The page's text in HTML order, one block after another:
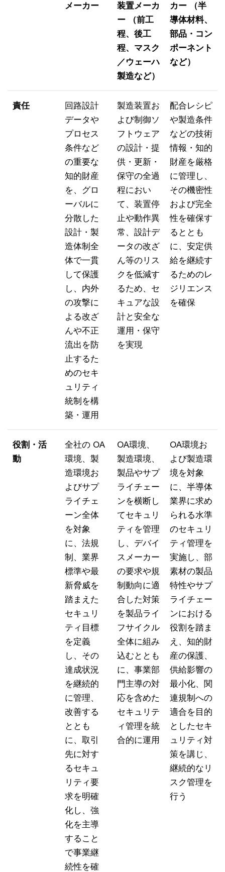
メーカー
装置メーカ
ー （前工
程、後工
程、マスク
／ウェーハ
製造など）
カー （半
導体材料、
部品・コン
ポーネント
など）
責任
回路設計
データや
プロセス
条件など
の重要な
知的財産
を、グロ
ーバルに
分散した
設計・製
造体制全
体で一貫
して保護
し、内外
の攻撃に
よる改ざ
んや不正
流出を防
止するた
めのセキ
ュリティ
統制を構
築・運用
製造装置お
よび制御ソ
フトウェア
の設計・提
供・更新・
保守の全過
程におい
て、装置停
止や動作異
常、設計デ
ータの改ざ
ん等のリス
クを低減す
るため、セ
キュアな設
計と安全な
運用・保守
を実現
配合レシピ
や製造条件
などの技術
情報・知的
財産を厳格
に管理し、
その機密性
および完全
性を確保す
るととも
に、安定供
給を継続す
るためのレ
ジリエンス
を確保
役割・活
動
全社の OA
環境、製
造環境お
よびサプ
ライチェ
ーン全体
を対象
に、法規
制、業界
標準や最
新脅威を
踏まえた
セキュリ
ティ目標
を定義
し、その
達成状況
を継続的
に管理、
改善する
ととも
に、取引
先に対す
るセキュ
リティ要
求を明確
化し、強
化を主導
すること
で事業継
続性を確
OA環境、
製造環境、
製品やサプ
ライチェー
ンを横断し
てセキュリ
ティを管理
し、デバイ
スメーカー
の要求や規
制動向に適
合した対策
を製品ライ
フサイクル
全体に組み
込むととも
に、事業部
門主導の対
応を含めた
セキュリテ
ィ管理を統
合的に運用
OA環境お
よび製造環
境を対象
に、半導体
業界に求め
られる水準
のセキュリ
ティ管理を
実施し、部
素材の製品
特性やサプ
ライチェー
ンにおける
役割を踏ま
え、知的財
産の保護、
供給影響の
最小化、関
連規制への
適合を目的
としたセキ
ュリティ対
策を講じ、
継続的なリ
スク管理を
行う